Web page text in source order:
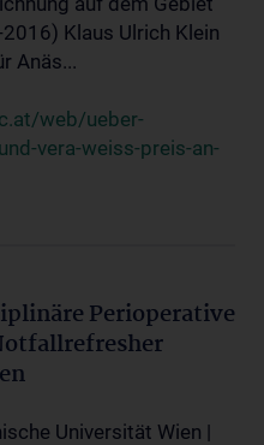
Klaus Ulrich Klein
Anäs...
web/ueber-
vera-weiss-preis-an-
Perioperative
Universität Wien |